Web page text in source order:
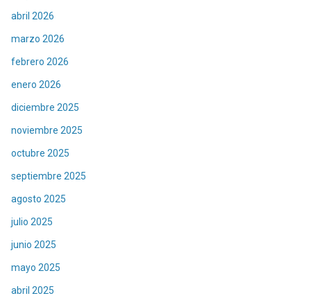
abril 2026
marzo 2026
febrero 2026
enero 2026
diciembre 2025
noviembre 2025
octubre 2025
septiembre 2025
agosto 2025
julio 2025
junio 2025
mayo 2025
abril 2025